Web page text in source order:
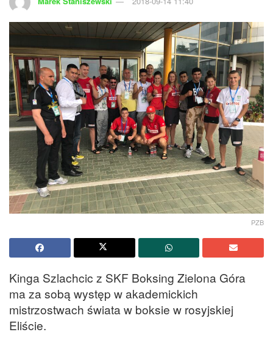
PZB
Kinga Szlachcic z SKF Boksing Zielona Góra
ma za sobą występ w akademickich
mistrzostwach świata w boksie w rosyjskiej
Eliście.